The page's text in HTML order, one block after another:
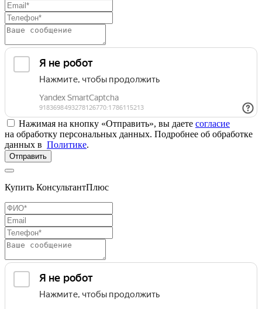
Нажимая на кнопку «Отправить», вы даете согласие
на обработку персональных данных. Подробнее об обработке
данных в Политике.
Отправить
Купить КонсультантПлюс